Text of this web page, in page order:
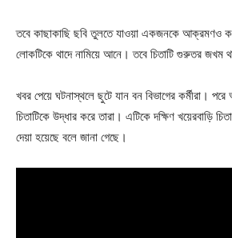
তবে কাছাকাছি ছবি তুলতে যাওয়া একজনকে আক্রমণও
লোকটিকে থাদে নামিয়ে আনে। তবে চিতাটি গুরুতর জখম
খবর পেয়ে ঘটনাস্থলে ছুটে যান বন বিভাগের কর্মীরা।
চিতাটিকে উদ্ধার করে তারা। এটিকে দক্ষিণ খয়েরবাড়ি
দেয়া হয়েছে বলে জানা গেছে।